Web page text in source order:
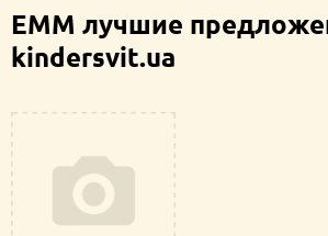
EMM лучшие
kindersvit.ua